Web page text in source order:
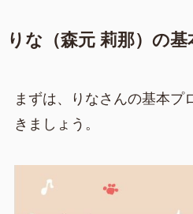
りな（森元 莉那）の
まずは、りなさんの基本プ
きましょう。